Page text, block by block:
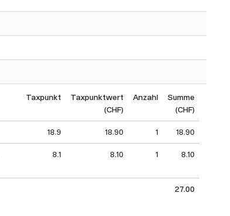
Taxpunkt
Taxpunktwert
(CHF)
Anzahl
Summe
(CHF)
18.9 18.90 1 18.90
8.1 8.10 1 8.10
27.00